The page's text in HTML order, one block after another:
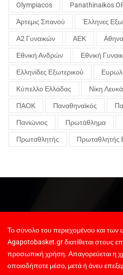
Olympiacos Panathinaikos
Άρτεμις Σπανού Έλληνες
Α2 Γυναικών ΑΕΚ
Εθνική Ανδρών Εθνική
Ελληνίδες Εξωτερικού
Κύπελλο Ελλάδας Νίκη
ΠΑΟΚ Παναθηναϊκός
Πανιώνιος Πρωτάθλημα
Πρωταθλητής Πρωταθλητής
Το σύνολο του περιεχομένου και των
Agapotobasket.gr διατίθεται στους
προσωπική χρήση. Απαγορεύεται η
οποιοδήποτε μέσο, μετά ή άνευ